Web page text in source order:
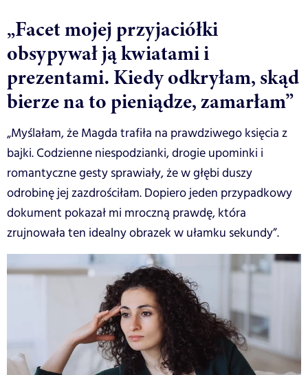
„Facet mojej przyjaciółki
obsypywał ją kwiatami i
prezentami. Kiedy odkryłam, skąd
bierze na to pieniądze, zamarłam”
„Myślałam, że Magda trafiła na prawdziwego księcia z
bajki. Codzienne niespodzianki, drogie upominki i
romantyczne gesty sprawiały, że w głębi duszy
odrobinę jej zazdrościłam. Dopiero jeden przypadkowy
dokument pokazał mi mroczną prawdę, która
zrujnowała ten idealny obrazek w ułamku sekundy”.